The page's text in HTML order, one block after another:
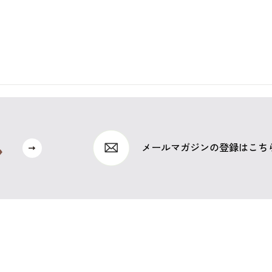
メールマガジンの登録はこち